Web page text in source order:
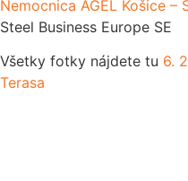
Nemocnica AGEL Košice –
Steel Business Europe SE
Všetky fotky nájdete tu 6.
Terasa